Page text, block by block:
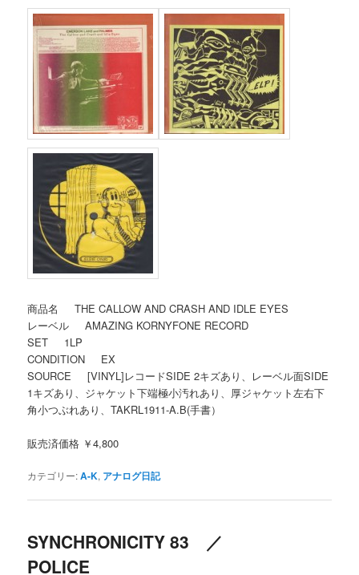
商品名 THE CALLOW AND CRASH AND IDLE EYES
レーベル AMAZING KORNYFONE RECORD
SET 1LP
CONDITION EX
SOURCE [VINYL]レコードSIDE 2キズあり、レーベル面SIDE
1キズあり、ジャケット下端極小汚れあり、厚ジャケット左右下
角小つぶれあり、TAKRL1911-A.B(手書）
販売済価格 ￥4,800
カテゴリー:A-K, アナログ日記
SYNCHRONICITY 83 ／
POLICE